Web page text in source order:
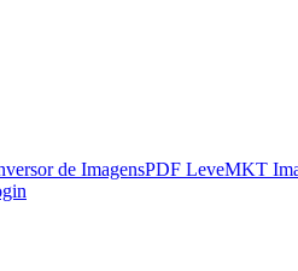
de ImagensPDF LeveMKT